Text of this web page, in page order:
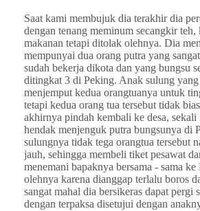
Saat kami membujuk dia terakhir dia
dengan tenang meminum secangkir
makanan tetapi ditolak olehnya. Dia
mempunyai dua orang putra yang
sudah bekerja dikota dan yang bungsu
ditingkat 3 di Peking. Anak sulung
menjemput kedua orangtuanya untuk
tetapi kedua orang tua tersebut tidak
akhirnya pindah kembali ke desa, sekali
hendak menjenguk putra bungsunya di
sulungnya tidak tega orangtua tersebut
jauh, sehingga membeli tiket pesawat
menemani bapaknya bersama - sama
olehnya karena dianggap terlalu boros
sangat mahal dia bersikeras dapat pergi
dengan terpaksa disetujui dengan